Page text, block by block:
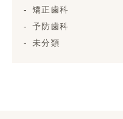
矯正歯科
予防歯科
未分類